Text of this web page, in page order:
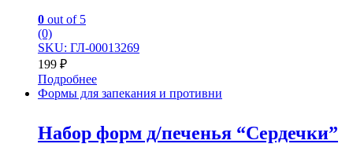
0 out of 5
(0)
SKU: ГЛ-00013269
199 ₽
Подробнее
Формы для запекания и противни
Набор форм д/печенья “Сердечки”